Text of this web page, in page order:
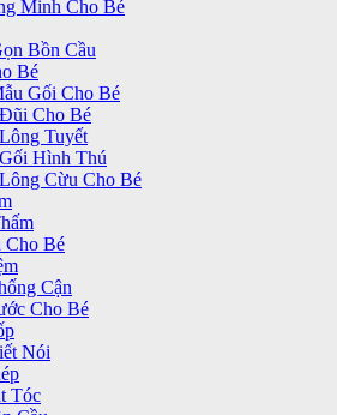
Minh Cho Bé
Bồn Cầu
Bé
Gối Cho Bé
Cho Bé
Tuyết
Hình Thú
Cừu Cho Bé
Cho Bé
Cận
Cho Bé
Nói
Tóc